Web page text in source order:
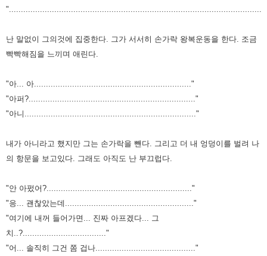
".........................................................................................................."
난 말없이 그의것에 집중한다.
그가 서서히 손가락 왕복운동을 한다. 조금
빡빡해짐을 느끼며 애린다.
"아... 아.................................................................."
"아퍼?......................................................................"
"아니........................................................................"
내가 아니라고 했지만 그는 손가락을 뺀다. 그리고 더 내 엉덩이를 벌려 나
의 항문을 보고있다.
그래도 아직도 난 부끄럽다.
"안 아펐어?............................................................."
"응... 괜찮았는데......................................................"
"여기에 내꺼 들어가면... 진짜 아프겠다... 그
치..?..................................."
"어... 솔직히 그건 쫌 겁나.........................................."